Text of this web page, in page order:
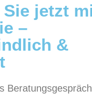
jetzt
–
&
Beratungsgespräch